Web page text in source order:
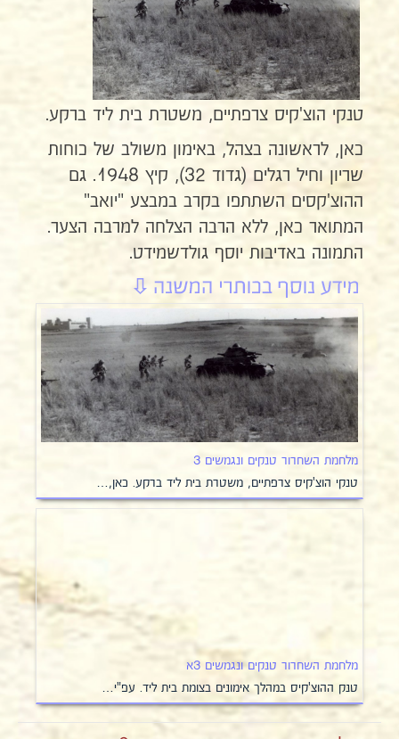
טנקי הוצ'קיס צרפתיים, משטרת בית ליד ברקע.
כאן, לראשונה בצהל, באימון משולב של כוחות
שריון וחיל רגלים (גדוד 32), קיץ 1948. גם
ההוצ'קסים השתתפו בקרב במבצע "יואב"
המתואר כאן, ללא הרבה הצלחה למרבה הצער.
התמונה באדיבות יוסף גולדשמידט.
מלחמת השחרור טנקים ונגמשים 3
טנקי הוצ'קיס צרפתיים, משטרת בית ליד ברקע. כאן,…
מלחמת השחרור טנקים ונגמשים 3א
טנק ההוצ'קיס במהלך אימונים בצומת בית ליד. עפ"י…